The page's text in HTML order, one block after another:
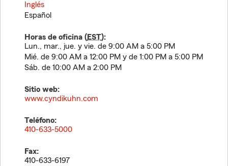
Inglés
Español
Horas de oficina (EST):
Lun., mar., jue. y vie. de 9:00 AM a 5:00 PM
Mié. de 9:00 AM a 12:00 PM y de 1:00 PM a 5:00 PM
Sáb. de 10:00 AM a 2:00 PM
Sitio web:
www.cyndikuhn.com
Teléfono:
410-633-5000
Fax:
410-633-6197